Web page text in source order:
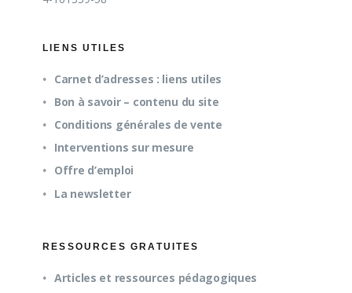
LIENS UTILES
Carnet d’adresses : liens utiles
Bon à savoir – contenu du site
Conditions générales de vente
Interventions sur mesure
Offre d’emploi
La newsletter
RESSOURCES GRATUITES
Articles et ressources pédagogiques